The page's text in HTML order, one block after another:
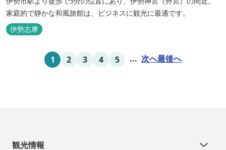
家庭的で静かな和風旅館は、ビジネスに観光に最適です。
伊勢志摩
1 2 3 4 5 ... 次へ最後へ
観光情報